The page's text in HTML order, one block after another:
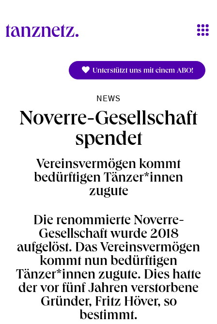
Unterstützt uns mit einem ABO!
NEWS
Noverre-Gesellschaft
spendet
Vereinsvermögen kommt
bedürftigen Tänzer*innen
zugute
Die renommierte Noverre-
Gesellschaft wurde 2018
aufgelöst. Das Vereinsvermögen
kommt nun bedürftigen
Tänzer*innen zugute. Dies hatte
der vor fünf Jahren verstorbene
Gründer, Fritz Höver, so
bestimmt.